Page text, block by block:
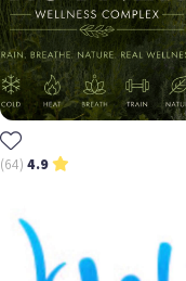
4.9
(64)